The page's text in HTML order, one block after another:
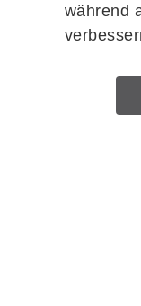
während
Produkt?